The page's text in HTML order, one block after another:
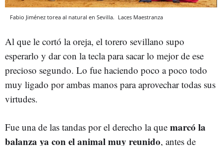
Fabio Jiménez torea al natural en Sevilla. Laces Maestranza
Al que le cortó la oreja, el torero sevillano supo
esperarlo y dar con la tecla para sacar lo mejor de ese
precioso segundo. Lo fue haciendo poco a poco todo
muy ligado por ambas manos para aprovechar todas sus
virtudes.
Fue una de las tandas por el derecho la que marcó la
balanza ya con el animal muy reunido, antes de